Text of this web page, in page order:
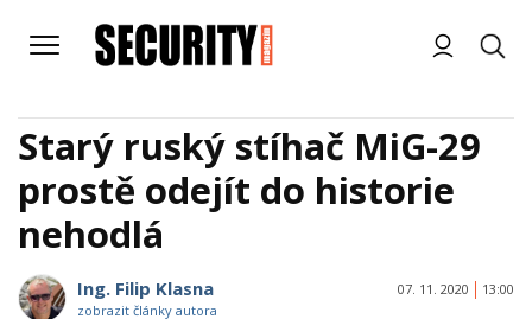
Starý ruský stíhač MiG-29
prostě odejít do historie
nehodlá
Ing. Filip Klasna
zobrazit články autora
07. 11. 2020 13:00